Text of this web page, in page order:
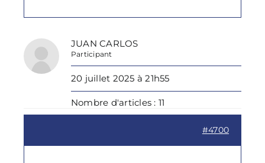
JUAN CARLOS
Participant
20 juillet 2025 à 21h55
Nombre d'articles : 11
#4700